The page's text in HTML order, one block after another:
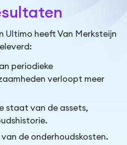
Ultimo heeft Van Merksteijn
periodieke
verloopt meer
staat van de assets,
de onderhoudskosten.